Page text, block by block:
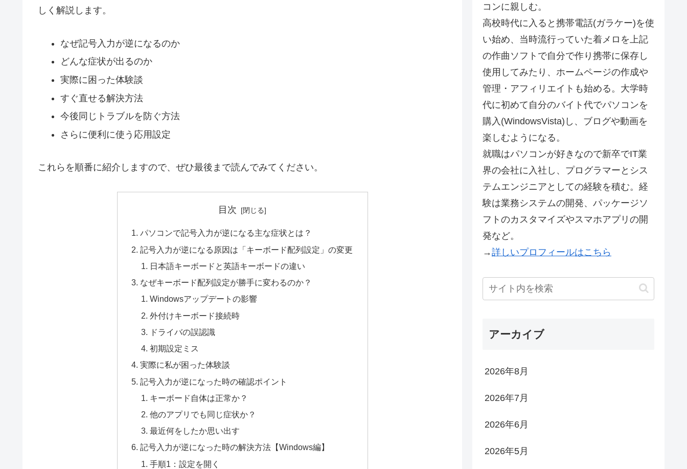
しく解説します。
なぜ記号入力が逆になるのか
どんな症状が出るのか
実際に困った体験談
すぐ直せる解決方法
今後同じトラブルを防ぐ方法
さらに便利に使う応用設定
これらを順番に紹介しますので、ぜひ最後まで読んでみてください。
目次
パソコンで記号入力が逆になる主な症状とは？
記号入力が逆になる原因は「キーボード配列設定」の変更
日本語キーボードと英語キーボードの違い
なぜキーボード配列設定が勝手に変わるのか？
Windowsアップデートの影響
外付けキーボード接続時
ドライバの誤認識
初期設定ミス
実際に私が困った体験談
記号入力が逆になった時の確認ポイント
キーボード自体は正常か？
他のアプリでも同じ症状か？
最近何をしたか思い出す
記号入力が逆になった時の解決方法【Windows編】
手順1：設定を開く
コンに親しむ。
高校時代に入ると携帯電話(ガラケー)を使
い始め、当時流行っていた着メロを上記
の作曲ソフトで自分で作り携帯に保存し
使用してみたり、ホームページの作成や
管理・アフィリエイトも始める。大学時
代に初めて自分のバイト代でパソコンを
購入(WindowsVista)し、ブログや動画を
楽しむようになる。
就職はパソコンが好きなので新卒でIT業
界の会社に入社し、プログラマーとシス
テムエンジニアとしての経験を積む。経
験は業務システムの開発、パッケージソ
フトのカスタマイズやスマホアプリの開
発など。
→詳しいプロフィールはこちら
アーカイブ
2026年8月
2026年7月
2026年6月
2026年5月